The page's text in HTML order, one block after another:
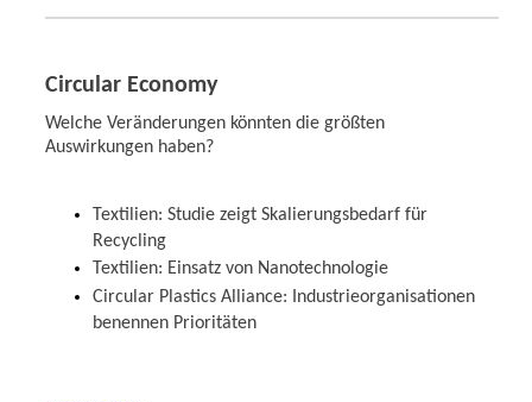
Circular Economy
Welche Veränderungen könnten die größten
Auswirkungen haben?
Textilien: Studie zeigt Skalierungsbedarf für
Recycling
Textilien: Einsatz von Nanotechnologie
Circular Plastics Alliance: Industrieorganisationen
benennen Prioritäten